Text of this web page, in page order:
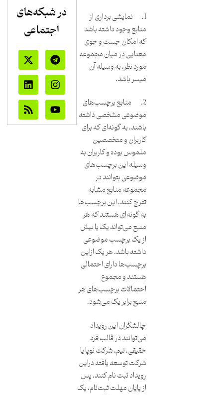
1. نمایشی برداری از
منابع وجود داشته باشد
که امکان جست و جوی
معنایی در میان مجموعه
مورد نظر، به وسیله آن
میسر باشد.
2. منابع برچسب‌های
موضوعی مشخصی داشته
باشند، به گونه‌ای که برای
کاربران و متخصصین
ملموس بوده و کاربران به
وسیله ‌این برچسب‌های
موضوعی بتوانند در
مجموعه منابع مشابه
تفرج کنند. ‌این برچسب‌ها
به گونه‌ای هستند که هر
منبع می‌تواند یک یا بیش
از یک برچسب موضوعی
داشته باشد. هر یک از‌این
برچسب‌ها دارای احتمالی
هستند و مجموع
احتمالات برچسب‌های هر
منبع برابر یک می‌شود.
چالشگران‌ این رویداد
می‌توانند در قالب فرد
حقیقی، تیم، شرکت نوپا یا
شرکت توسعه یافته در‌این
رویداد ثبت نام کنند. پس
از پایان مهلت ثبت‌نام، یک
در شبکه‌های
اجتماعی